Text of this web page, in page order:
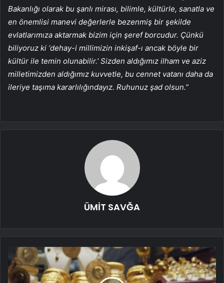
Bakanlığı olarak bu şanlı mirası, bilimle, kültürle, sanatla ve
en önemlisi manevi değerlerle bezenmiş bir şekilde
evlatlarımıza aktarmak bizim için şeref borcudur. Çünkü
biliyoruz ki ‘dehay-i millimizin inkişaf-ı ancak böyle bir
kültür ile temin olunabilir.’ Sizden aldığımız ilham ve aziz
milletimizden aldığımız kuvvetle, bu cennet vatanı daha da
ileriye taşıma kararlılığındayız. Ruhunuz şad olsun.”
ÜMİT SAVĞA